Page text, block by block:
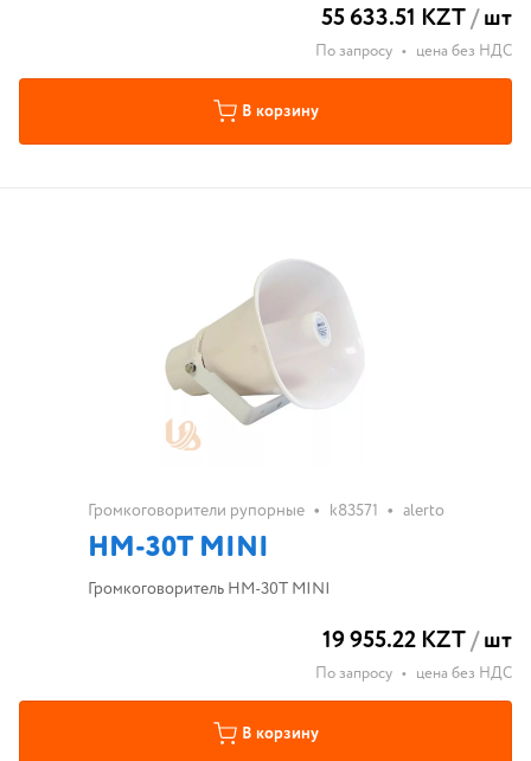
55 633.51 KZT/шт
По запросу • цена без НДС
В корзину
Громкоговорители рупорные • k83571 • alerto
HM-30T MINI
Громкоговоритель HM-30T MINI
19 955.22 KZT/шт
По запросу • цена без НДС
В корзину